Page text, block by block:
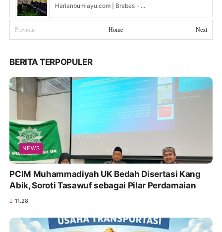
Harianbumiayu.com | Brebes - ...
Previous Next
Home
BERITA TERPOPULER
NEWS
PCIM Muhammadiyah UK Bedah Disertasi Kang
Abik, Soroti Tasawuf sebagai Pilar Perdamaian
11.28